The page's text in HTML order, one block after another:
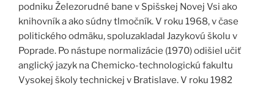
podniku Železorudné bane v Spišskej Novej Vsi ako
knihovník a ako súdny tlmočník. V roku 1968, v čase
politického odmäku, spoluzakladal Jazykovú školu v
Poprade. Po nástupe normalizácie (1970) odišiel učiť
anglický jazyk na Chemicko-technologickú fakultu
Vysokej školy technickej v Bratislave. V roku 1982